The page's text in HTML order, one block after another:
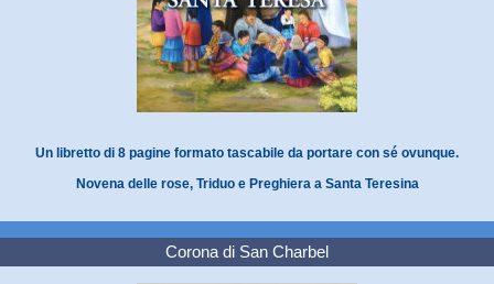
Un libretto di 8 pagine formato tascabile da portare con sé ovunque.
Novena delle rose, Triduo e Preghiera a Santa Teresina
Corona di San Charbel